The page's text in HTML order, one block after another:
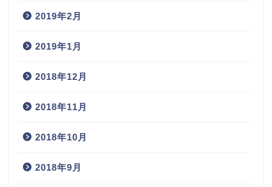
2019年2月
2019年1月
2018年12月
2018年11月
2018年10月
2018年9月